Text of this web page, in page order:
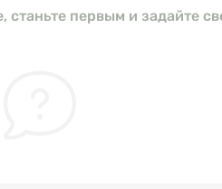
станьте первым и задайте